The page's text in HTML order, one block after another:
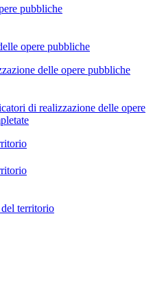
pubbliche
opere pubbliche
delle opere pubbliche
di realizzazione delle opere
territorio